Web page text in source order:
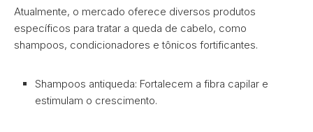
Atualmente, o mercado oferece diversos produtos
específicos para tratar a queda de cabelo, como
shampoos, condicionadores e tônicos fortificantes.
Shampoos antiqueda: Fortalecem a fibra capilar e
estimulam o crescimento.